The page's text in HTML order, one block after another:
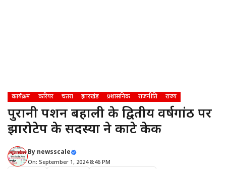
कार्यक्रम करियर चतरा झारखंड प्रशासनिक राजनीति राज्य
पुरानी पेंशन बहाली के द्वितीय वर्षगांठ पर
झारोटेप के सदस्यों ने काटे केक
By newsscale
On: September 1, 2024 8:46 PM